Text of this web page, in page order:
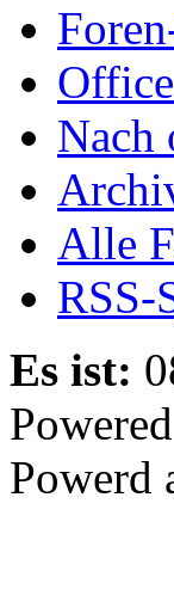
Nach
Alle
RSS-
Es ist:
Powerd